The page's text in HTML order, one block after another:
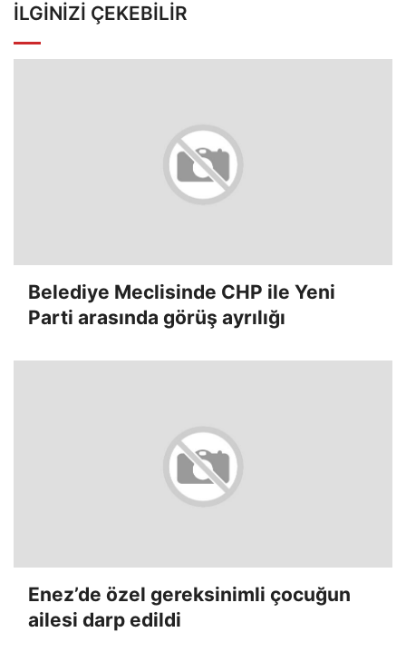
İLGINIZI ÇEKEBILIR
Belediye Meclisinde CHP ile Yeni
Parti arasında görüş ayrılığı
Enez’de özel gereksinimli çocuğun
ailesi darp edildi